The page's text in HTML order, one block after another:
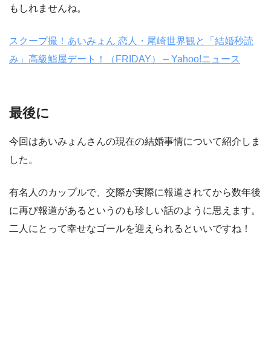
もしれませんね。
スクープ撮！あいみょん 恋人・尾崎世界観と「結婚秒読
み」高級鮨屋デート！（FRIDAY） – Yahoo!ニュース
最後に
今回はあいみょんさんの現在の結婚事情について紹介しま
した。
有名人のカップルで、交際が実際に報道されてから数年後
に再び報道があるというのも珍しい話のように思えます。
二人にとって幸せなゴールを迎えられるといいですね！